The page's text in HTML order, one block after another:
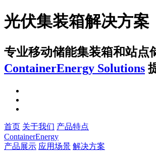
光伏集装箱解决方案
专业移动储能集装箱和站点
ContainerEnergy Solutions
首页 关于我们 产品特点
ContainerEnergy
产品展示 应用场景 解决方案